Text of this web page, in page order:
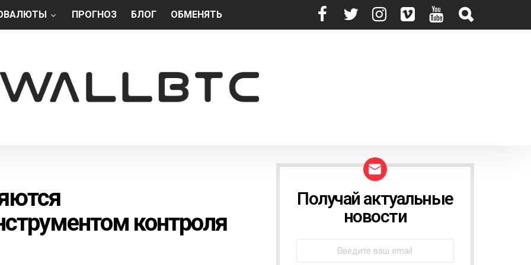
ПРОГНОЗ БЛОГ ОБМЕНЯТЬ
контроля
N
E
E
Получай актуальные
новости